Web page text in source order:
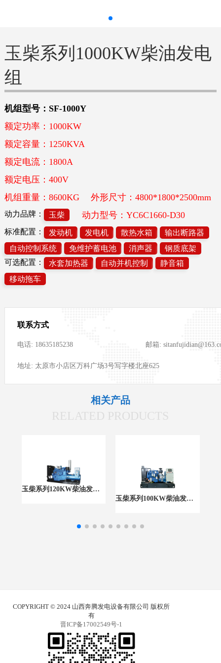
玉柴系列1000KW柴油发电
组
机组型号：SF-1000Y
额定功率：1000KW
额定容量：1250KVA
额定电流：1800A
额定电压：400V
机组重量：8600KG
外形尺寸：4800*1800*2500mm
动力品牌： 玉柴 动力型号：YC6C1660-D30
标准配置： 发动机 发电机 散热水箱
输出断路器
自动控制系统
免维护蓄电池 消声器
钢质底架
可选配置：
水套加热器 自动并机控制
静音箱
移动拖车
联系方式
电话: 18635185238 邮箱:
地址: 太原市小店区万科广场3号写字楼北座625
相关产品
玉柴系列120KW柴油发电组
玉柴系列100KW柴油发电机组
COPYRIGHT © 2024 山西奔腾发电设备有限公司 版权所
有
晋ICP备17002549号-1